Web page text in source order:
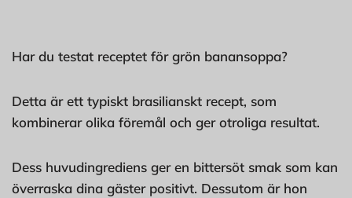
Har du testat receptet för grön banansoppa?
Detta är ett typiskt brasilianskt recept, som
kombinerar olika föremål och ger otroliga resultat.
Dess huvudingrediens ger en bittersöt smak som kan
överraska dina gäster positivt. Dessutom är hon